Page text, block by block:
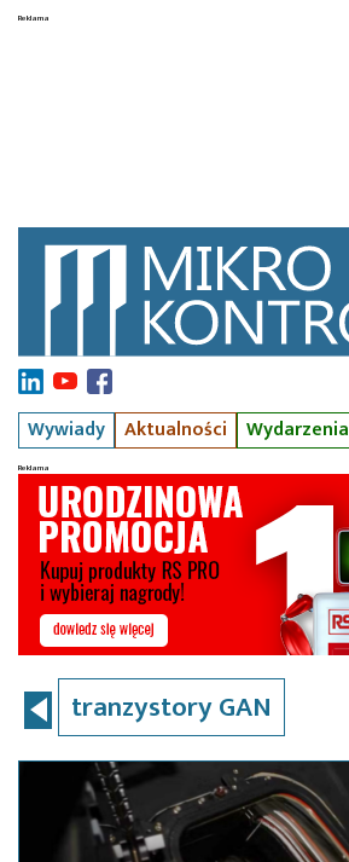
Wywiady Aktualności Wydarzenia
tranzystory GAN